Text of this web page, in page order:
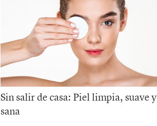
Sin salir de casa: Piel limpia, suave y
sana